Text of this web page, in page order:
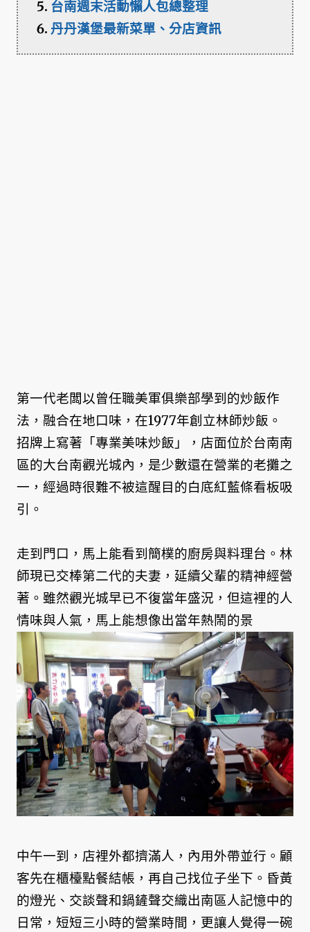
台南週末活動懶人包總整理
丹丹漢堡最新菜單、分店資訊
第一代老闆以曾任職美軍俱樂部學到的炒飯作
法，融合在地口味，在1977年創立林師炒飯。
招牌上寫著「專業美味炒飯」，店面位於台南南
區的大台南觀光城內，是少數還在營業的老攤之
一，經過時很難不被這醒目的白底紅藍條看板吸
引。
走到門口，馬上能看到簡樸的廚房與料理台。林
師現已交棒第二代的夫妻，延續父輩的精神經營
著。雖然觀光城早已不復當年盛況，但這裡的人
情味與人氣，馬上能想像出當年熱鬧的景
中午一到，店裡外都擠滿人，內用外帶並行。顧
客先在櫃檯點餐結帳，再自己找位子坐下。昏黃
的燈光、交談聲和鍋鏟聲交織出南區人記憶中的
日常，短短三小時的營業時間，更讓人覺得一碗